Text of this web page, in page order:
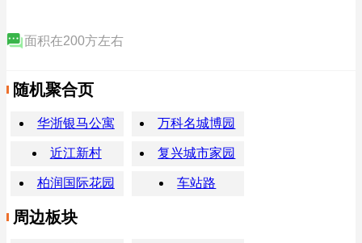
面积在200方左右
随机聚合页
华浙银马公寓 万科名城博园
近江新村 复兴城市家园
柏润国际花园 车站路
周边板块